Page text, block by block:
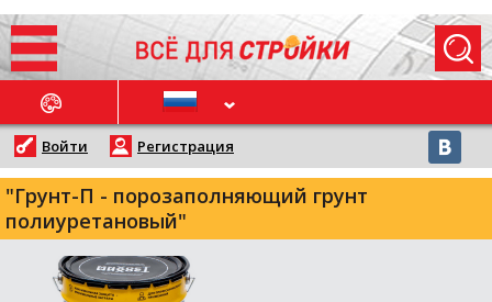
НОВОСТИ
Войти Регистрация
"Грунт-П - порозаполняющий грунт
полиуретановый"